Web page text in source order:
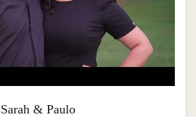
Sarah & Paulo